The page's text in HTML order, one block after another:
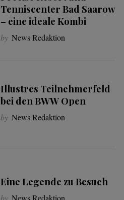
Tenniscenter Bad Saarow
– eine ideale Kombi
by News Redaktion
Illustres Teilnehmerfeld
bei den BWW Open
by News Redaktion
Eine Legende zu Besuch
by News Redaktion